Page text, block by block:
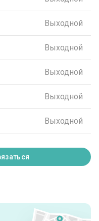
Выходной
Выходной
Выходной
Выходной
Выходной